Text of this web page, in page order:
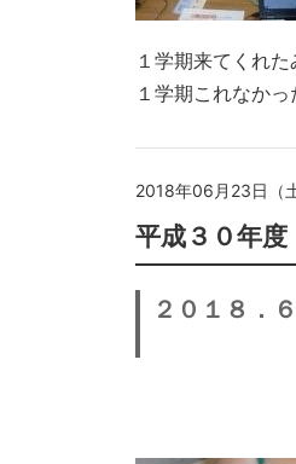
１学期来てくれ
１学期これなか
2018年06月23日（土
平成３０年
２０１８．